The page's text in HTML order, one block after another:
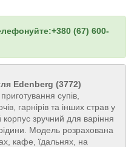
(67) 600-
Edenberg (3772)
супів,
гарнірів та інших страв у
корпус зручний для варіння
Модель розрахована
кафе, їдальнях, на